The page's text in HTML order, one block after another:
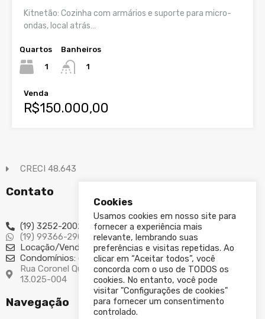
Kitnetão: Cozinha com armários e suporte para micro-
ondas, local atrás…
Quartos
1
Banheiros
1
Venda
R$150.000,00
CRECI 48.643
Contato
(19) 3252-2002
(19) 99366-2907
Locação/Vendas: imoveis@kassima.com.br
Condomínios: condominio@kassima.com.br
Rua Coronel Quirino, 116 – Cambuí - Campinas/SP - CEP
13.025-004
Navegação
Cookies
Usamos cookies em nosso site para
fornecer a experiência mais
relevante, lembrando suas
preferências e visitas repetidas. Ao
clicar em “Aceitar todos”, você
concorda com o uso de TODOS os
cookies. No entanto, você pode
visitar "Configurações de cookies"
para fornecer um consentimento
controlado.